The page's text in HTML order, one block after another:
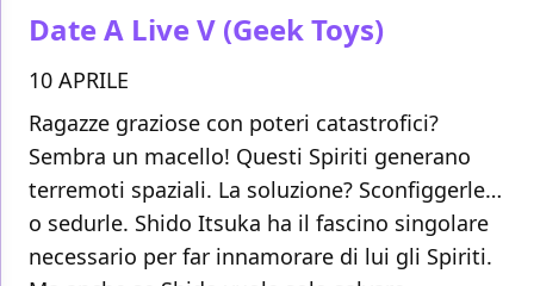
Date A Live V (Geek Toys)
10 APRILE
Ragazze graziose con poteri catastrofici?
Sembra un macello! Questi Spiriti generano
terremoti spaziali. La soluzione? Sconfiggerle…
o sedurle. Shido Itsuka ha il fascino singolare
necessario per far innamorare di lui gli Spiriti.